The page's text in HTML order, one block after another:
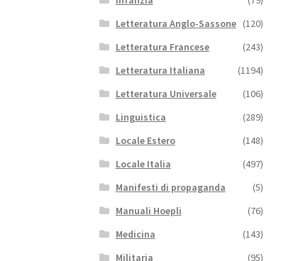
Letteratura Anglo-Sassone (120)
Letteratura Francese
(243)
Letteratura Italiana
(1194)
Letteratura Universale
(106)
Linguistica
(289)
Locale Estero
(148)
Locale Italia
(497)
Manifesti di propaganda
(5)
Manuali Hoepli
(76)
Medicina
(143)
Militaria
(95)